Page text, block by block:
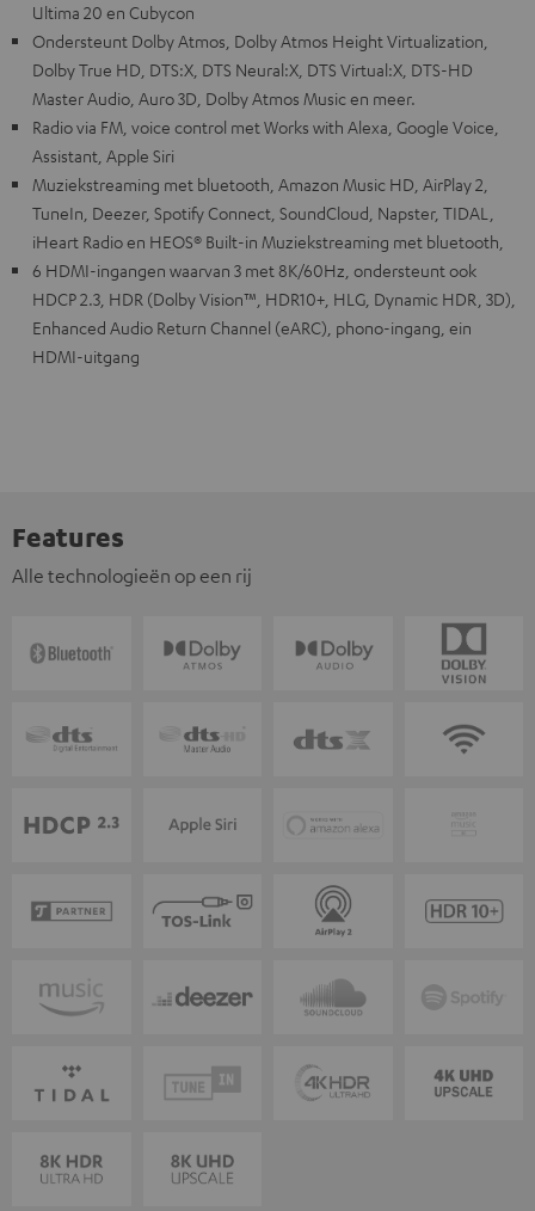
Ultima 20 en Cubycon
Ondersteunt Dolby Atmos, Dolby Atmos Height Virtualization,
Dolby True HD, DTS:X, DTS Neural:X, DTS Virtual:X, DTS-HD
Master Audio, Auro 3D, Dolby Atmos Music en meer.
Radio via FM, voice control met Works with Alexa, Google Voice,
Assistant, Apple Siri
Muziekstreaming met bluetooth, Amazon Music HD, AirPlay 2,
TuneIn, Deezer, Spotify Connect, SoundCloud, Napster, TIDAL,
iHeart Radio en HEOS® Built-in Muziekstreaming met bluetooth,
6 HDMI-ingangen waarvan 3 met 8K/60Hz, ondersteunt ook
HDCP 2.3, HDR (Dolby Vision™, HDR10+, HLG, Dynamic HDR, 3D),
Enhanced Audio Return Channel (eARC), phono-ingang, ein
HDMI-uitgang
Features
Alle technologieën op een rij